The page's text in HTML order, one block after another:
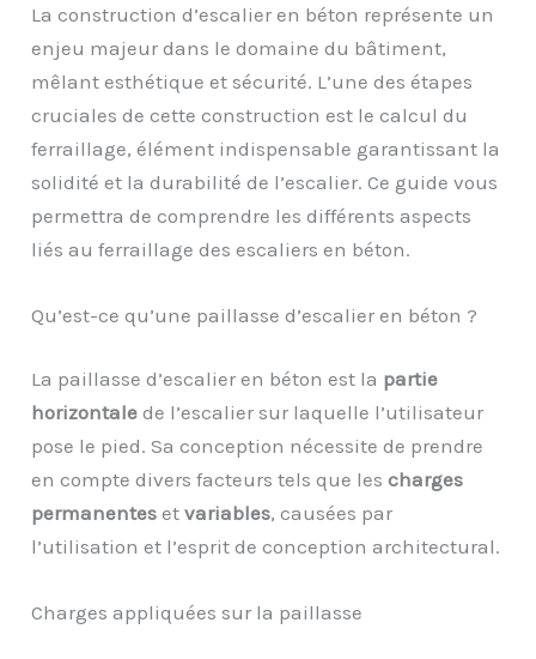
La construction d’escalier en béton représente un
enjeu majeur dans le domaine du bâtiment,
mêlant esthétique et sécurité. L’une des étapes
cruciales de cette construction est le calcul du
ferraillage, élément indispensable garantissant la
solidité et la durabilité de l’escalier. Ce guide vous
permettra de comprendre les différents aspects
liés au ferraillage des escaliers en béton.
Qu’est-ce qu’une paillasse d’escalier en béton ?
La paillasse d’escalier en béton est la partie
horizontale de l’escalier sur laquelle l’utilisateur
pose le pied. Sa conception nécessite de prendre
en compte divers facteurs tels que lescharges
permanentes etvariables, causées par
l’utilisation et l’esprit de conception architectural.
Charges appliquées sur la paillasse